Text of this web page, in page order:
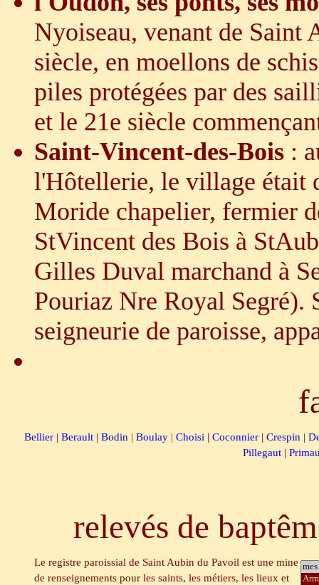
Nyoiseau, venant de Saint
siècle, en moellons de
piles protégées par des
et le 21e siècle
Saint-Vincent-des-Bois :
l'Hôtellerie, le village était
Moride chapelier, fermier
StVincent des Bois à
Gilles Duval marchand à
Pouriaz Nre Royal Segré).
seigneurie de paroisse,
Bellier| Berault| Bodin| Boulay| Choisi| Coconnier| Crespin|
Pillegaut|
relevés de
Le registre paroissial de Saint Aubin du Pavoil est une mine
de renseignements pour les saints, les métiers, les lieux et